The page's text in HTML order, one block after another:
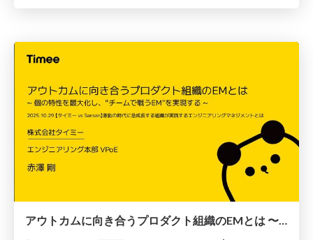
アウトカムに向き合うプロダクト組織のEMとは 〜個の特性を最大化し、"チームで戦うEM"を実現する〜